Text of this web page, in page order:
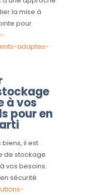
la mise à
pour
adaptes-
à vos
pour en
biens, il est
de stockage
vos besoins.
sécurité